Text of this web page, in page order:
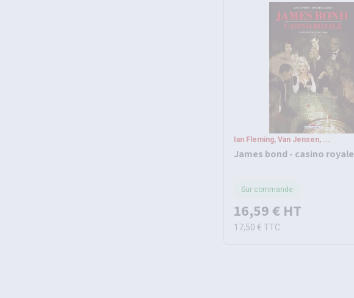
Ian Fleming, Van Jensen, ...
James bond - casino royale
Sur commande
16,59 € HT
17,50 € TTC